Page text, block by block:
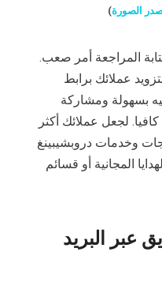
الصورة)
المراجعة أمر صعب.
عملائك برابط
بسهولة ومشاركة
لجعل عملائك أكثر
وخدمات دروبشيبينغ
المجانية أو قسائم
عبر البريد